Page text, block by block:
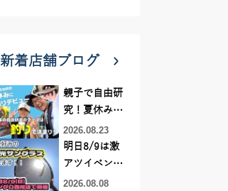
新着店舗ブログ
親子で自由研
究！夏休みに
釣りデビュー
2026.08.23
明日8/9は激
アツイベント
日！！！～オ
2026.08.08